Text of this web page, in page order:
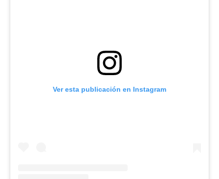
Ver esta publicación en Instagram